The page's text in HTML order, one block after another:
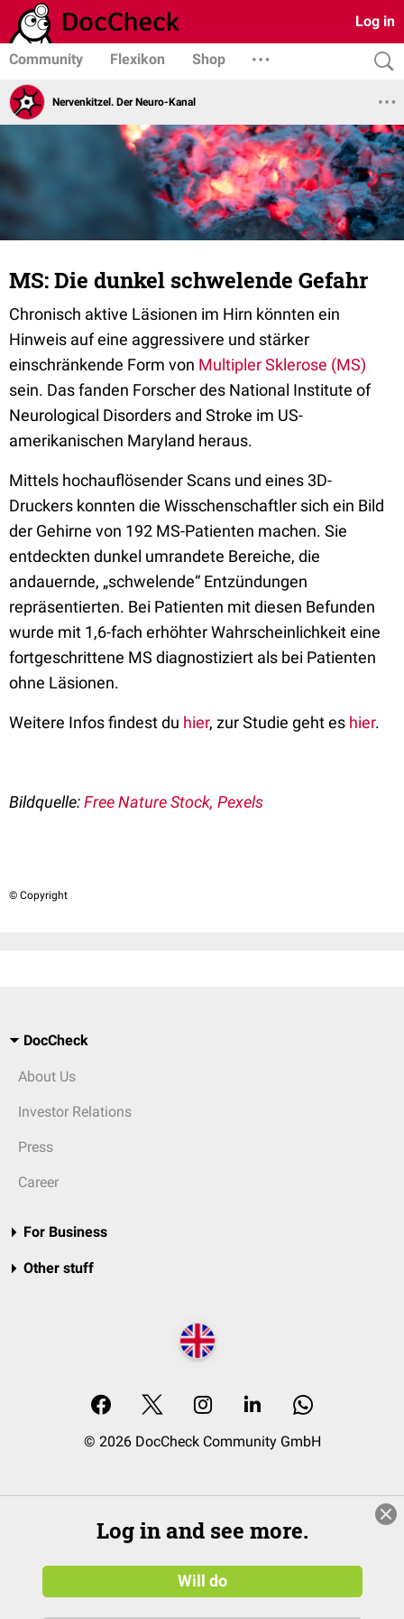
Log in
Community Flexikon Shop
Nervenkitzel. Der Neuro-Kanal
MS: Die dunkel schwelende Gefahr
Chronisch aktive Läsionen im Hirn könnten ein
Hinweis auf eine aggressivere und stärker
einschränkende Form von Multipler Sklerose (MS)
sein. Das fanden Forscher des National Institute of
Neurological Disorders and Stroke im US-
amerikanischen Maryland heraus.
Mittels hochauflösender Scans und eines 3D-
Druckers konnten die Wisschenschaftler sich ein Bild
der Gehirne von 192 MS-Patienten machen. Sie
entdeckten dunkel umrandete Bereiche, die
andauernde, „schwelende“ Entzündungen
repräsentierten. Bei Patienten mit diesen Befunden
wurde mit 1,6-fach erhöhter Wahrscheinlichkeit eine
fortgeschrittene MS diagnostiziert als bei Patienten
ohne Läsionen.
Weitere Infos findest du hier, zur Studie geht es hier.
Bildquelle:Free Nature Stock, Pexels
© Copyright
DocCheck
About Us
Investor Relations
Press
Career
For Business
Other stuff
© 2026 DocCheck Community GmbH
Log in and see more.
Will do